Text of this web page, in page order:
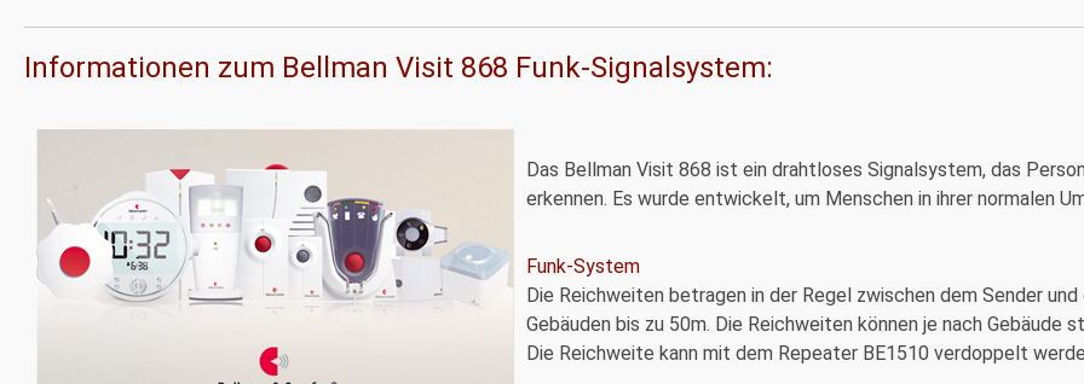
Informationen zum Bellman Visit 868 Funk-Signalsystem:
Das Bellman Visit 868 ist ein drahtloses Signalsystem, das
erkennen. Es wurde entwickelt, um Menschen in ihrer normalen
Funk-System
Die Reichweiten betragen in der Regel zwischen dem Sender
Gebäuden bis zu 50m. Die Reichweiten können je nach Gebäude
Die Reichweite kann mit dem Repeater BE1510 verdoppelt